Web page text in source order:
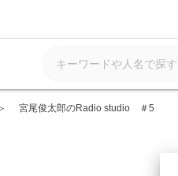
宮尾俊太郎のRadio studio ＃5